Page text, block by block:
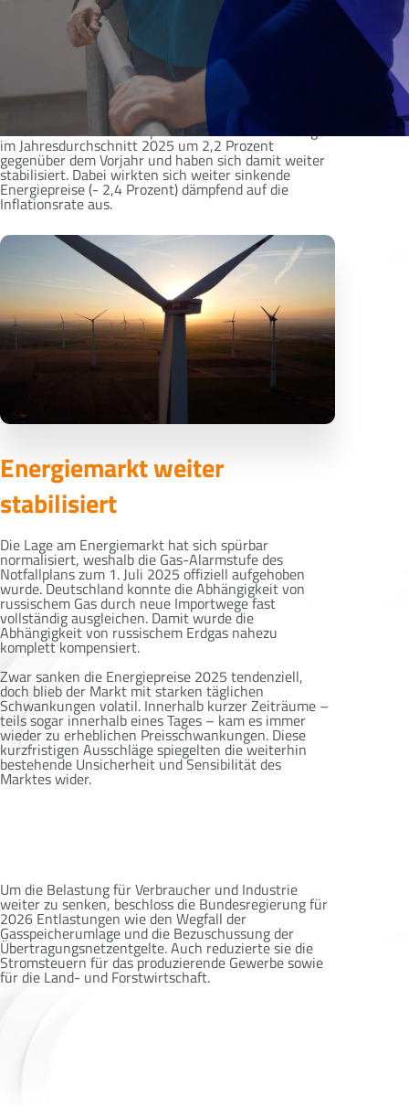
staatlichen Konsum, während Investitionen und
Exporte weiterhin schwächelten. Die politischen
Rahmenbedingungen und die wirtschaftlichen
Perspektiven waren immer noch von hohen
Unsicherheiten geprägt.
Der Arbeitsmarkt hielt sich mit 46,0 Millionen
Erwerbstätigen nahezu unverändert auf hohem
Niveau. Die Verbraucherpreise in Deutschland stiegen
im Jahresdurchschnitt 2025 um 2,2 Prozent
gegenüber dem Vorjahr und haben sich damit weiter
stabilisiert. Dabei wirkten sich weiter sinkende
Energiepreise (- 2,4 Prozent) dämpfend auf die
Inflationsrate aus.
Energiemarkt weiter
stabilisiert
Die Lage am Energiemarkt hat sich spürbar
normalisiert, weshalb die Gas-Alarmstufe des
Notfallplans zum 1. Juli 2025 offiziell aufgehoben
wurde. Deutschland konnte die Abhängigkeit von
russischem Gas durch neue Importwege fast
vollständig ausgleichen. Damit wurde die
Abhängigkeit von russischem Erdgas nahezu
komplett kompensiert.
Zwar sanken die Energiepreise 2025 tendenziell,
doch blieb der Markt mit starken täglichen
Schwankungen volatil. Innerhalb kurzer Zeiträume –
teils sogar innerhalb eines Tages – kam es immer
wieder zu erheblichen Preisschwankungen. Diese
kurzfristigen Ausschläge spiegelten die weiterhin
bestehende Unsicherheit und Sensibilität des
Marktes wider.
Um die Belastung für Verbraucher und Industrie
weiter zu senken, beschloss die Bundesregierung für
2026 Entlastungen wie den Wegfall der
Gasspeicherumlage und die Bezuschussung der
Übertragungsnetzentgelte. Auch reduzierte sie die
Stromsteuern für das produzierende Gewerbe sowie
für die Land- und Forstwirtschaft.